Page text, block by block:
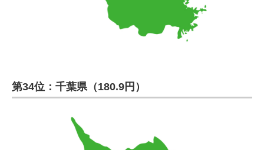
第34位：千葉県（180.9円）